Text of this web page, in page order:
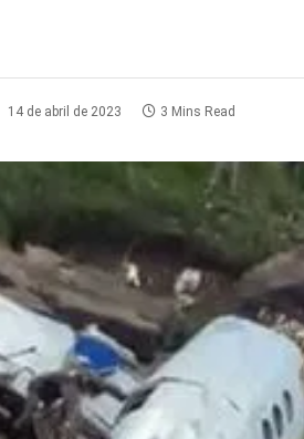
14 de abril de 2023 3 Mins Read